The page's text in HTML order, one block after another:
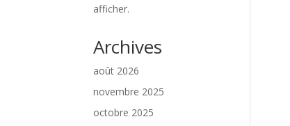
afficher.
Archives
août 2026
novembre 2025
octobre 2025